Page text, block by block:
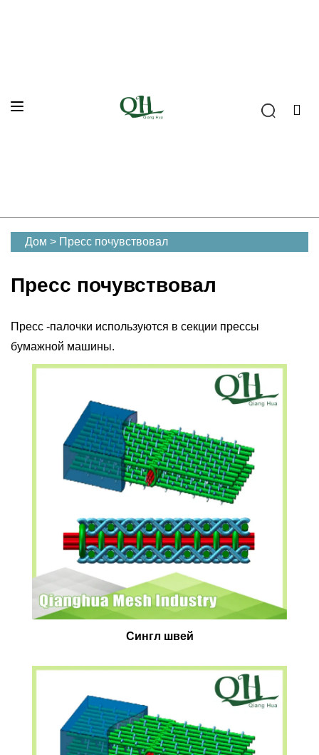
Дом > Пресс почувствовал
Пресс почувствовал
Пресс -палочки используются в секции прессы
бумажной машины.
Сингл швей